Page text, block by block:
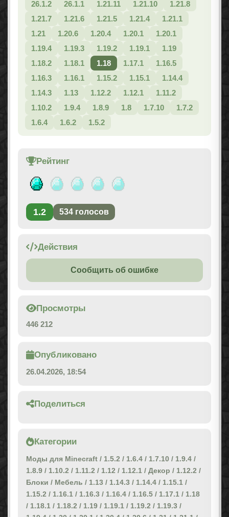
26.1.2
26.1.1 1.21.11 1.21.10
1.21.8
1.21.7
1.21.6 1.21.5 1.21.4
1.21.1
1.21
1.20.6 1.20.4 1.20.1
1.20.1
1.19.4
1.19.3 1.19.2 1.19.1
1.19
1.18.2
1.18.1 1.18 1.17.1
1.16.5
1.16.3
1.16.1 1.15.2 1.15.1
1.14.4
1.14.3
1.13 1.12.2 1.12.1
1.11.2
1.10.2
1.9.4 1.8.9 1.8 1.7.10
1.7.2
1.6.4
1.6.2 1.5.2
Рейтинг
1.2 534 голосов
Действия
Сообщить об ошибке
Просмотры
446 212
Опубликовано
26.04.2026, 18:54
Поделиться
Категории
Моды для Minecraft / 1.5.2 / 1.6.4 / 1.7.10 / 1.9.4 /
1.8.9 / 1.10.2 / 1.11.2 / 1.12 / 1.12.1 / Декор / 1.12.2 /
Блоки / Мебель / 1.13 / 1.14.3 / 1.14.4 / 1.15.1 /
1.15.2 / 1.16.1 / 1.16.3 / 1.16.4 / 1.16.5 / 1.17.1 / 1.18
/ 1.18.1 / 1.18.2 / 1.19 / 1.19.1 / 1.19.2 / 1.19.3 /